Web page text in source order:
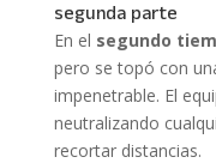
segunda parte
En el segundo
pero se topó con
impenetrable. El
neutralizando
recortar distancias.